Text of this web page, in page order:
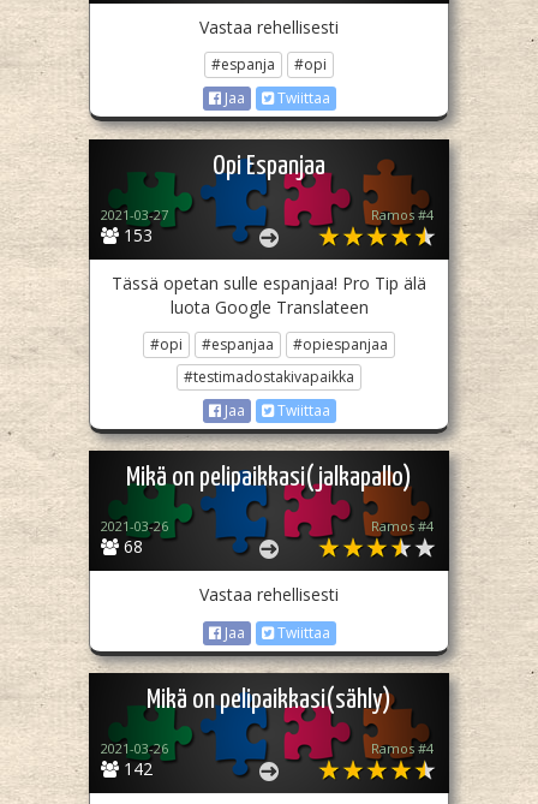
Vastaa rehellisesti
#espanja
#opi
Jaa
Twiittaa
Opi Espanjaa
153
2021-03-27 Ramos #4
Tässä opetan sulle espanjaa! Pro Tip älä
luota Google Translateen
#opi #espanjaa
#opiespanjaa
#testimadostakivapaikka
Jaa
Twiittaa
Mikä on pelipaikkasi(jalkapallo)
68
2021-03-26 Ramos #4
Vastaa rehellisesti
Jaa Twiittaa
Mikä on pelipaikkasi(sähly)
142
2021-03-26 Ramos #4